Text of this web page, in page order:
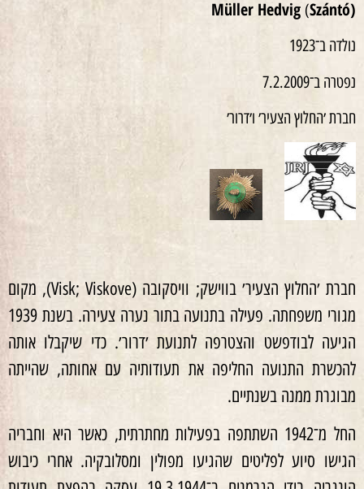
Müller Hedvig (Szántó)
נולדה ב־1923
נפטרה ב־7.2.2009
חברת ׳החלוץ הצעיר׳ ו׳דרור׳
חברת ׳החלוץ הצעיר׳ בווישק; וויסקובה (Visk; Viskove), מקום
מגורי משפחתה. פעילה בתנועה בתור נערה צעירה. בשנת 1939
הגיעה לבודפשט והצטרפה לתנועת ׳דרור׳. כדי שיקבלו אותה
להכשרת התנועה החליפה את תעודותיה עם אחותה, שהייתה
מבוגרת ממנה בשנתיים.
החל מ־1942 השתתפה בפעילות מחתרתית, כאשר היא וחבריה
הגישו סיוע לפליטים שהגיעו מפולין ומסלובקיה. אחרי כיבוש